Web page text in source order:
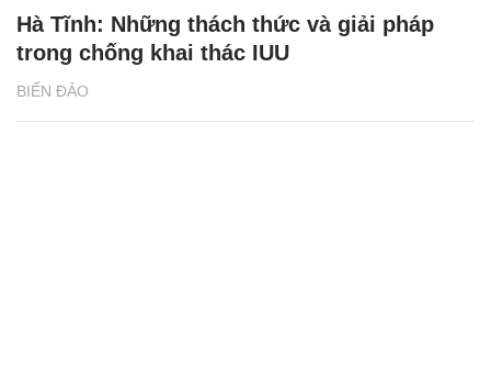
BIỂN ĐẢO
Hà Tĩnh: Những thách thức và giải pháp
trong chống khai thác IUU